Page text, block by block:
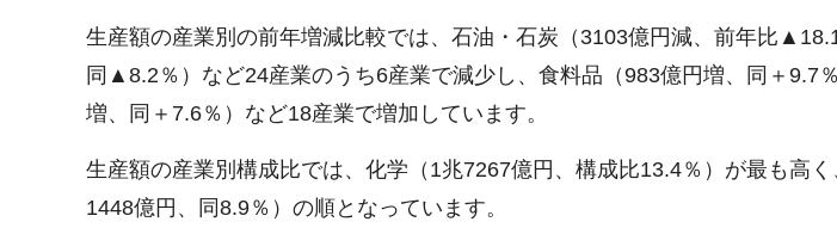
生産額の産業別の前年増減比較では、石油・石炭（3103億円減、前年比
同▲8.2％）など24産業のうち6産業で減少し、食料品（983億円増、同＋9.7
増、同＋7.6％）など18産業で増加しています。
生産額の産業別構成比では、化学（1兆7267億円、構成比13.4％）が最も高
1448億円、同8.9％）の順となっています。